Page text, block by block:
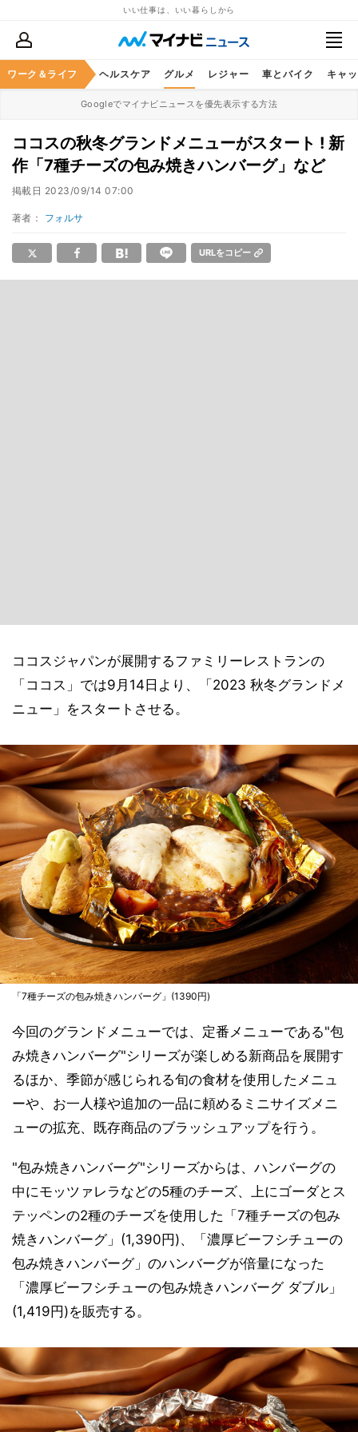
いい仕事は、いい暮らしから
ワーク＆ライフ
マネー 暮らし ヘルスケア グルメ レジャー 車とバイク キャ
Googleでマイナビニュースを優先表示する方法
ココスの秋冬グランドメニューがスタート ! 新
作「7種チーズの包み焼きハンバーグ」など
掲載日 2023/09/14 07:00
著者： フォルサ
URLをコピー
ココスジャパンが展開するファミリーレストランの
「ココス」では9月14日より、「2023 秋冬グランドメ
ニュー」をスタートさせる。
「7種チーズの包み焼きハンバーグ」(1390円)
今回のグランドメニューでは、定番メニューである"包
み焼きハンバーグ"シリーズが楽しめる新商品を展開す
るほか、季節が感じられる旬の食材を使用したメニュ
ーや、お一人様や追加の一品に頼めるミニサイズメニ
ューの拡充、既存商品のブラッシュアップを行う。
"包み焼きハンバーグ"シリーズからは、ハンバーグの
中にモッツァレラなどの5種のチーズ、上にゴーダとス
テッペンの2種のチーズを使用した「7種チーズの包み
焼きハンバーグ」(1,390円)、「濃厚ビーフシチューの
包み焼きハンバーグ」のハンバーグが倍量になった
「濃厚ビーフシチューの包み焼きハンバーグ ダブル」
(1,419円)を販売する。